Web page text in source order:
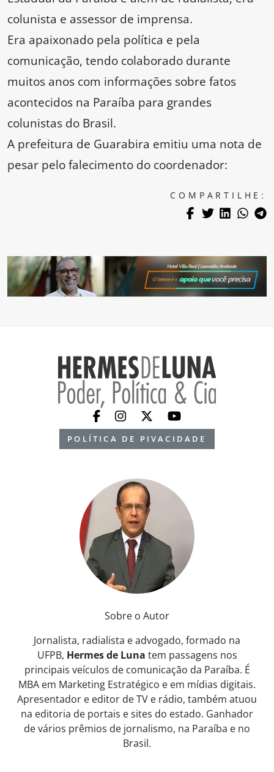
colunista e assessor de imprensa.
Era apaixonado pela política e pela
comunicação, tendo colaborado durante
muitos anos com informações sobre fatos
acontecidos na Paraíba para grandes
colunistas do Brasil.
A prefeitura de Guarabira emitiu uma nota de
pesar pelo falecimento do coordenador:
COMPARTILHE:
POLÍTICA DE PIVACIDADE
Sobre o Autor
Jornalista, radialista e advogado, formado na
UFPB, Hermes de Luna tem passagens nos
principais veículos de comunicação da Paraíba. É
MBA em Marketing Estratégico e em mídias digitais.
Apresentador e editor de TV e rádio, também atuou
na editoria de portais e sites do estado. Ganhador
de vários prêmios de jornalismo, na Paraíba e no
Brasil.